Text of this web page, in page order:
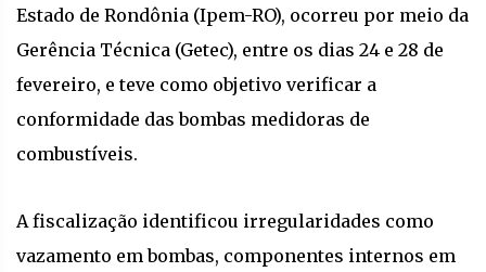
Estado de Rondônia (Ipem-RO), ocorreu por meio da
Gerência Técnica (Getec), entre os dias 24 e 28 de
fevereiro, e teve como objetivo verificar a
conformidade das bombas medidoras de
combustíveis.
A fiscalização identificou irregularidades como
vazamento em bombas, componentes internos em